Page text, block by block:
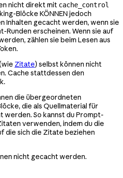
nicht direkt mit cache_control
Blöcke KÖNNEN jedoch
Inhalten gecacht werden, wenn sie
Runden erscheinen. Wenn sie auf
zählen sie beim Lesen aus
Zitate) selbst können nicht
Cache stattdessen den
die übergeordneten
die als Quellmaterial für
werden. So kannst du Prompt-
verwenden, indem du die
die sich die Zitate beziehen
nicht gecacht werden.